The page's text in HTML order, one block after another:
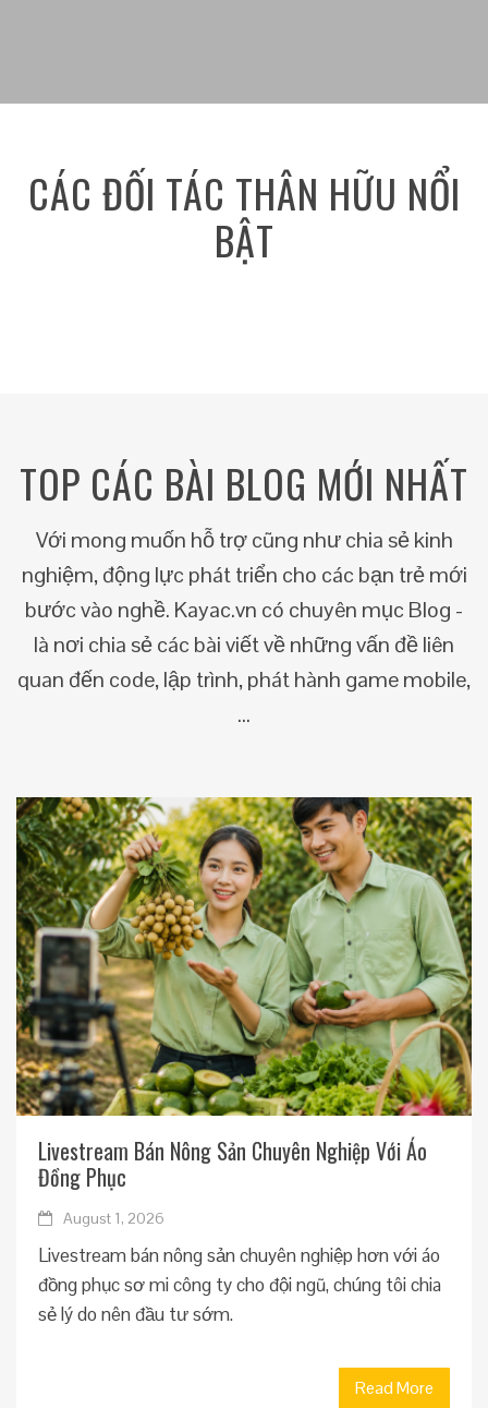
CÁC ĐỐI TÁC THÂN HỮU NỔI
BẬT
TOP CÁC BÀI BLOG MỚI NHẤT
Với mong muốn hỗ trợ cũng như chia sẻ kinh
nghiệm, động lực phát triển cho các bạn trẻ mới
bước vào nghề. Kayac.vn có chuyên mục Blog -
là nơi chia sẻ các bài viết về những vấn đề liên
quan đến code, lập trình, phát hành game mobile,
...
Livestream Bán Nông Sản Chuyên Nghiệp Với Áo
Đồng Phục
August 1, 2026
Livestream bán nông sản chuyên nghiệp hơn với áo
đồng phục sơ mi công ty cho đội ngũ, chúng tôi chia
sẻ lý do nên đầu tư sớm.
Read More